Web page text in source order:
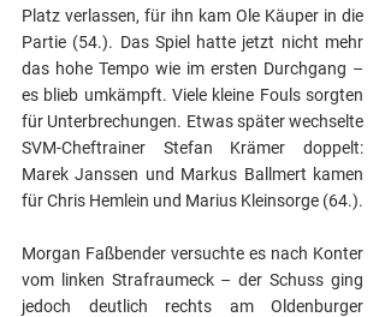
Platz verlassen, für ihn kam Ole Käuper in die
Partie (54.). Das Spiel hatte jetzt nicht mehr
das hohe Tempo wie im ersten Durchgang –
es blieb umkämpft. Viele kleine Fouls sorgten
für Unterbrechungen. Etwas später wechselte
SVM-Cheftrainer Stefan Krämer doppelt:
Marek Janssen und Markus Ballmert kamen
Morgan Faßbender versuchte es nach Konter
vom linken Strafraumeck – der Schuss ging
jedoch deutlich rechts am Oldenburger